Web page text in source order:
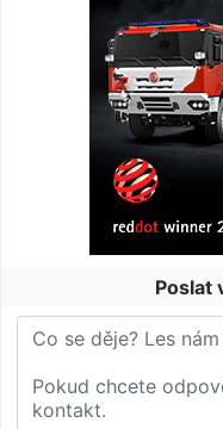
Poslat